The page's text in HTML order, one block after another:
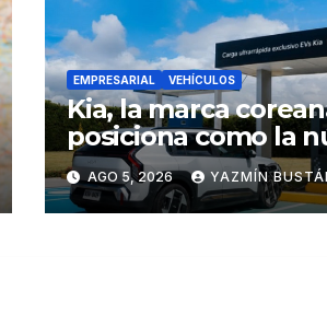
EMPRESARIAL VEHÍCULOS
Kia, la marca
posiciona como la
uno en ventas de
eléctricos en
durante julio
AGO 5, 2026 YAZMÍN